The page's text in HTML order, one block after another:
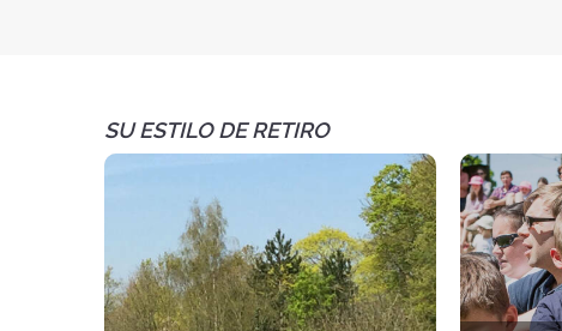
SU ESTILO DE RETIRO